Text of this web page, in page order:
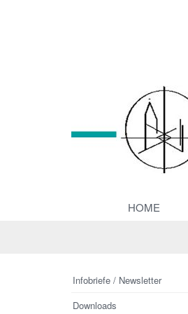
HOME
Infobriefe / Newsletter
Downloads